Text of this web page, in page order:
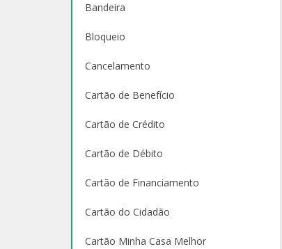
Bandeira
Bloqueio
Cancelamento
Cartão de Benefício
Cartão de Crédito
Cartão de Débito
Cartão de Financiamento
Cartão do Cidadão
Cartão Minha Casa Melhor